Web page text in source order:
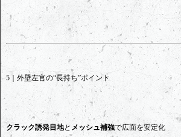
5｜外壁左官の“長持ち”ポイント
クラック誘発目地と メッシュ補強で広面を安定化